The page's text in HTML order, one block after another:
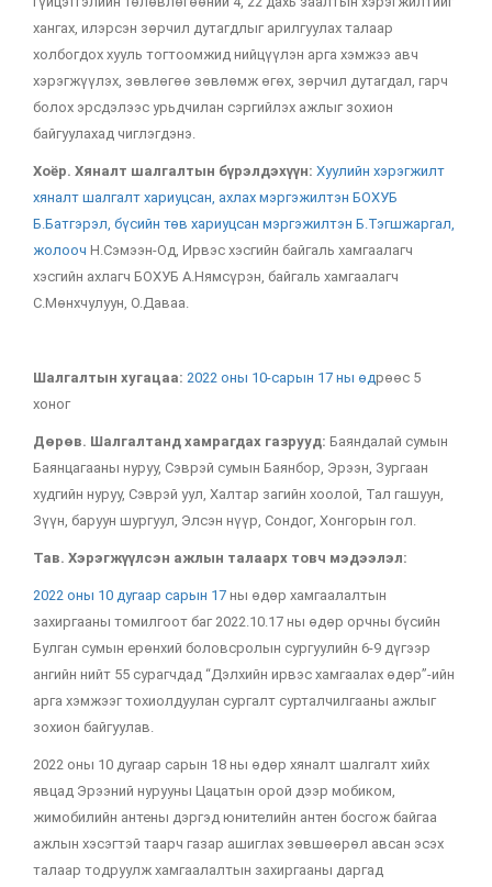
хангах, илэрсэн зөрчил дутагдлыг арилгуулах талаар
холбогдох хууль тогтоомжид нийцүүлэн арга хэмжээ авч
хэрэгжүүлэх, зөвлөгөө зөвлөмж өгөх, зөрчил дутагдал, гарч
болох эрсдэлээс урьдчилан сэргийлэх ажлыг зохион
байгуулахад чиглэгдэнэ.
Хоёр. Хяналт шалгалтын бүрэлдэхүүн: Хуулийн хэрэгжилт
хяналт шалгалт хариуцсан, ахлах мэргэжилтэн БОХУБ
Б.Батгэрэл, бүсийн төв хариуцсан мэргэжилтэн Б.Тэгшжаргал,
жолооч Н.Сэмээн-Од, Ирвэс хэсгийн байгаль хамгаалагч
хэсгийн ахлагч БОХУБ А.Нямсүрэн, байгаль хамгаалагч
С.Мөнхчулуун, О.Даваа.
Шалгалтын хугацаа: 2022 оны 10-сарын 17 ны өдрөөс 5
хоног
Дөрөв. Шалгалтанд хамрагдах газрууд: Баяндалай сумын
Баянцагааны нуруу, Сэврэй сумын Баянбор, Эрээн, Зургаан
худгийн нуруу, Сэврэй уул, Халтар загийн хоолой, Тал гашуун,
Зүүн, баруун шургуул, Элсэн нүүр, Сондог, Хонгорын гол.
Тав. Хэрэгжүүлсэн ажлын талаарх товч мэдээлэл:
2022 оны 10 дугаар сарын 17 ны өдөр хамгаалалтын
захиргааны томилгоот баг 2022.10.17 ны өдөр орчны бүсийн
Булган сумын ерөнхий боловсролын сургуулийн 6-9 дүгээр
ангийн нийт 55 сурагчдад “Дэлхийн ирвэс хамгаалах өдөр”-ийн
арга хэмжээг тохиолдуулан сургалт сурталчилгааны ажлыг
зохион байгуулав.
2022 оны 10 дугаар сарын 18 ны өдөр хяналт шалгалт хийх
явцад Эрээний нурууны Цацатын орой дээр мобиком,
жимобилийн антены дэргэд юнителийн антен босгож байгаа
ажлын хэсэгтэй таарч газар ашиглах зөвшөөрөл авсан эсэх
талаар тодруулж хамгаалалтын захиргааны даргад